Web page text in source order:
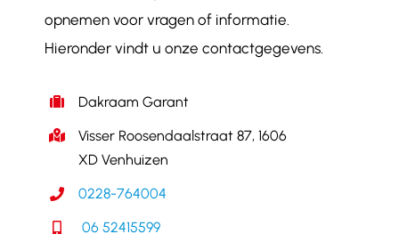
opnemen voor vragen of informatie.
Hieronder vindt u onze contactgegevens.
Dakraam Garant
Visser Roosendaalstraat 87, 1606
XD Venhuizen
0228-764004
06 52415599